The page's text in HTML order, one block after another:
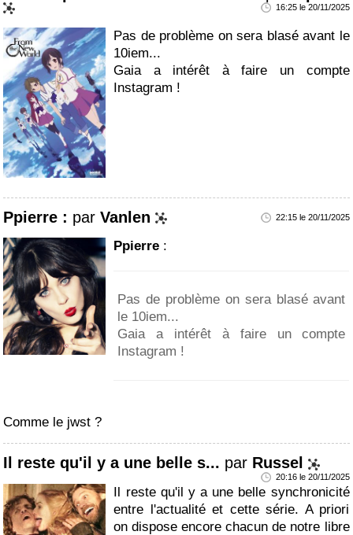
16:25 le 20/11/2025
Pas de problème on sera blasé avant le
10iem...
Gaia a intérêt à faire un compte
Instagram !
Ppierre : parVanlen 22:15 le 20/11/2025
Ppierre :
Pas de problème on sera blasé avant
le 10iem...
Gaia a intérêt à faire un compte
Instagram !
Comme le jwst ?
Il reste qu'il y a une belle s... par Russel
20:16 le 20/11/2025
Il reste qu'il y a une belle synchronicité
entre l'actualité et cette série. A priori
on dispose encore chacun de notre libre